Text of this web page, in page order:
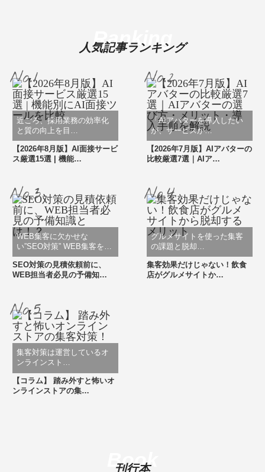
人気記事ランキング
Ranking
近ごろ、採用業務の効率化
と質の向上を目…
【2026年8月版】AI面接サービ
ス厳選15選 | 機能…
「AIアバターを導入したい
が、サービスが…
【2026年7月版】AIアバターの
比較厳選7選｜AIア…
WEB集客に欠かせな
い”SEO対策” WEB集客を…
SEO対策の見積依頼前に、
WEB担当者必見の予備知…
グルメサイトを使った集客
の課題と脱却…
集客効果だけじゃない！飲食
店がグルメサイトか…
集客対策は運営しているオ
ンラインスト…
【コラム】 踏み外すと怖いオ
ンラインストアの集…
刊行本
Book